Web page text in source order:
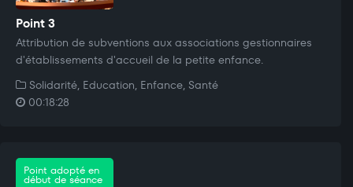
Point 3
Attribution de subventions aux associations gestionnaires
d'établissements d'accueil de la petite enfance.
Solidarité, Education, Enfance, Santé
00:18:28
Point adopté en
début de séance